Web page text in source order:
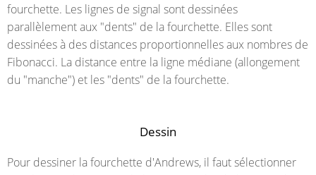
fourchette. Les lignes de signal sont dessinées
parallèlement aux "dents" de la fourchette. Elles sont
dessinées à des distances proportionnelles aux nombres de
Fibonacci. La distance entre la ligne médiane (allongement
du "manche") et les "dents" de la fourchette.
Dessin
Pour dessiner la fourchette d'Andrews, il faut sélectionner